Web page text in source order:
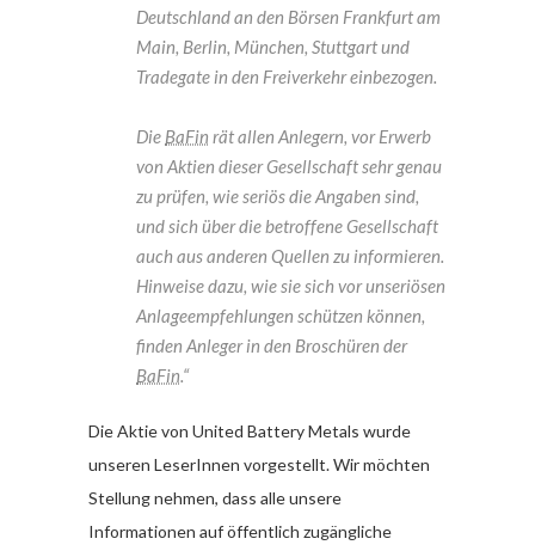
Deutschland an den Börsen Frankfurt am
Main, Berlin, München, Stuttgart und
Tradegate in den Freiverkehr einbezogen.
Die BaFin rät allen Anlegern, vor Erwerb
von Aktien dieser Gesellschaft sehr genau
zu prüfen, wie seriös die Angaben sind,
und sich über die betroffene Gesellschaft
auch aus anderen Quellen zu informieren.
Hinweise dazu, wie sie sich vor unseriösen
Anlageempfehlungen schützen können,
finden Anleger in den Broschüren der
BaFin.“
Die Aktie von United Battery Metals wurde
unseren LeserInnen vorgestellt. Wir möchten
Stellung nehmen, dass alle unsere
Informationen auf öffentlich zugängliche